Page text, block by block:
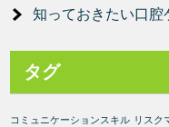
知っておきたい口腔
タグ
コミュニケーションスキル リスク